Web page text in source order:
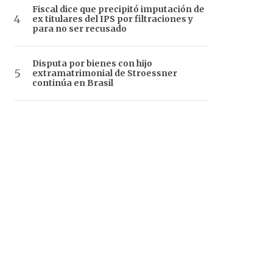
Fiscal dice que precipitó imputación de
ex titulares del IPS por filtraciones y
para no ser recusado
Disputa por bienes con hijo
extramatrimonial de Stroessner
continúa en Brasil